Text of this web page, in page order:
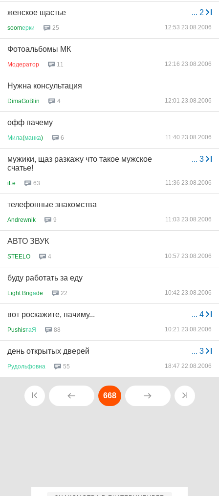
... 2
женское щастье
soomерки 25 12:53 23.08.2006
Фотоальбомы МК
Модератор 11 12:16 23.08.2006
Нужна консультация
DimaGoBlin 4 12:01 23.08.2006
офф пачему
Мила(манка) 6 11:40 23.08.2006
... 3
мужики, щаз разкажу что такое мужское
счатье!
iLe 63 11:36 23.08.2006
телефонные знакомства
Andrewnik 9 11:03 23.08.2006
АВТО ЗВУК
STEELO 4 10:57 23.08.2006
буду работать за еду
Light Brigаde 22 10:42 23.08.2006
... 4
вот роскажите, пачиму...
PushisтаЯ 88 10:21 23.08.2006
... 3
день открытых дверей
Рудольфовна 55 18:47 22.08.2006
668